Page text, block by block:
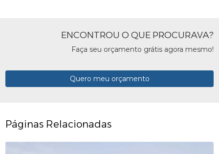
ENCONTROU O QUE PROCURAVA?
Faça seu orçamento grátis agora mesmo!
Quero meu orçamento
Páginas Relacionadas